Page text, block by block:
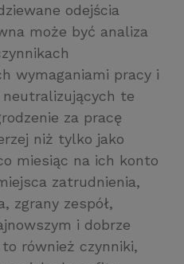
odejścia
może być analiza
wymaganiami pracy i
neutralizujących te
za pracę
niż tylko jako
miesiąc na ich konto
zatrudnienia,
zgrany zespół,
i dobrze
również czynniki,